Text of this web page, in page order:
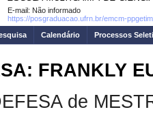
E-mail: Não informado
https://posgraduacao.ufrn.br/emcm-ppgetim
Calendário Processos
FRANKLY
de